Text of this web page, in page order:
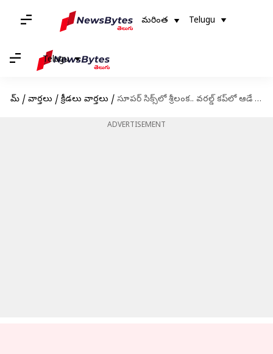
మరింత Telugu
Telugu
హోమ్ / వార్తలు / క్రీడలు వార్తలు / సూపర్ సిక్స్‌లో శ్రీలంక.. వరల్డ్ కప్‌లో ఆడే ఆ రెండు జట్లు ఏవో..?
ADVERTISEMENT